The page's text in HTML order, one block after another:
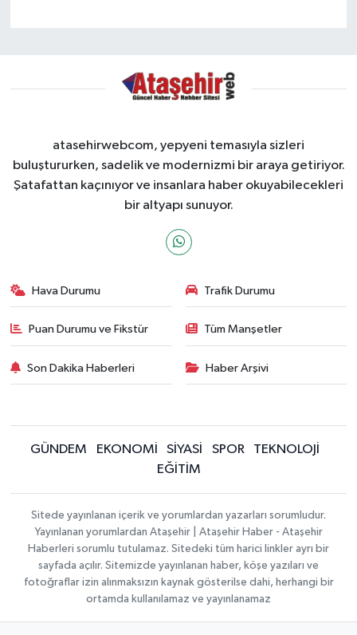
atasehirwebcom, yepyeni temasıyla sizleri
buluştururken, sadelik ve modernizmi bir araya getiriyor.
Şatafattan kaçınıyor ve insanlara haber okuyabilecekleri
bir altyapı sunuyor.
Hava Durumu Trafik Durumu
Puan Durumu ve Fikstür Tüm Manşetler
Son Dakika Haberleri Haber Arşivi
GÜNDEM EKONOMİ SİYASİ SPOR
TEKNOLOJİ
EĞİTİM
Sitede yayınlanan içerik ve yorumlardan yazarları sorumludur.
Yayınlanan yorumlardan Ataşehir | Ataşehir Haber - Ataşehir
Haberleri sorumlu tutulamaz. Sitedeki tüm harici linkler ayrı bir
sayfada açılır. Sitemizde yayınlanan haber, köşe yazıları ve
fotoğraflar izin alınmaksızın kaynak gösterilse dahi, herhangi bir
ortamda kullanılamaz ve yayınlanamaz